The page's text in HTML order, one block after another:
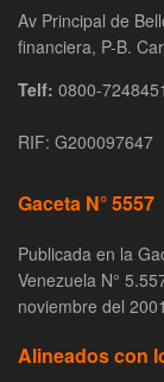
Av Principal de
financiera, P-B.
Telf: 0800-7248451
RIF: G200097647
Gaceta N° 5557
Publicada en la
Venezuela N°
noviembre del
Alineados con